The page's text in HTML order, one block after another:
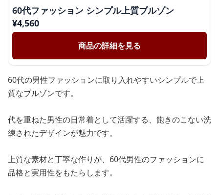
60代ファッション シンプル上質ブルゾン
¥4,560
商品の詳細を見る
60代の男性ファッションに取り入れやすいシンプルで上
質なブルゾンです。
代を重ねた男性の日常着として活躍する、飽きのこない洗
練されたデザインが魅力です。
上質な素材と丁寧な作りが、60代男性のファッションに
品格と実用性をもたらします。